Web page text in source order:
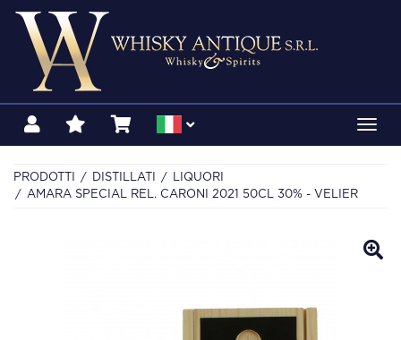
PRODOTTI DISTILLATI
LIQUORI
AMARA SPECIAL REL. CARONI 2021 50CL 30% - VELIER